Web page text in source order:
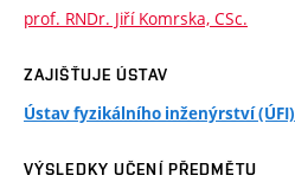
prof. RNDr. Jiří Komrska, CSc.
ZAJIŠŤUJE ÚSTAV
Ústav fyzikálního inženýrství (ÚFI)
VÝSLEDKY UČENÍ PŘEDMĚTU